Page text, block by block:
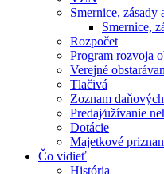
Smernice, zásady
Smernice,
Rozpočet
Program rozvoja
Verejné
Tlačivá
Zoznam
Predaj⁄užívanie
Dotácie
Majetkové
Čo vidieť
História